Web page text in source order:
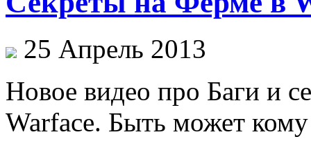
25 Апрель 2013
Новое видео про Баги и
Warface. Быть может кому